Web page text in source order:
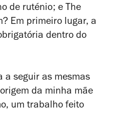
de ruténio; e The
Em primeiro lugar, a
dentro do
a seguir as mesmas
da minha mãe
um trabalho feito